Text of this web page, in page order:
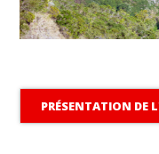
PRÉSENTATION DE